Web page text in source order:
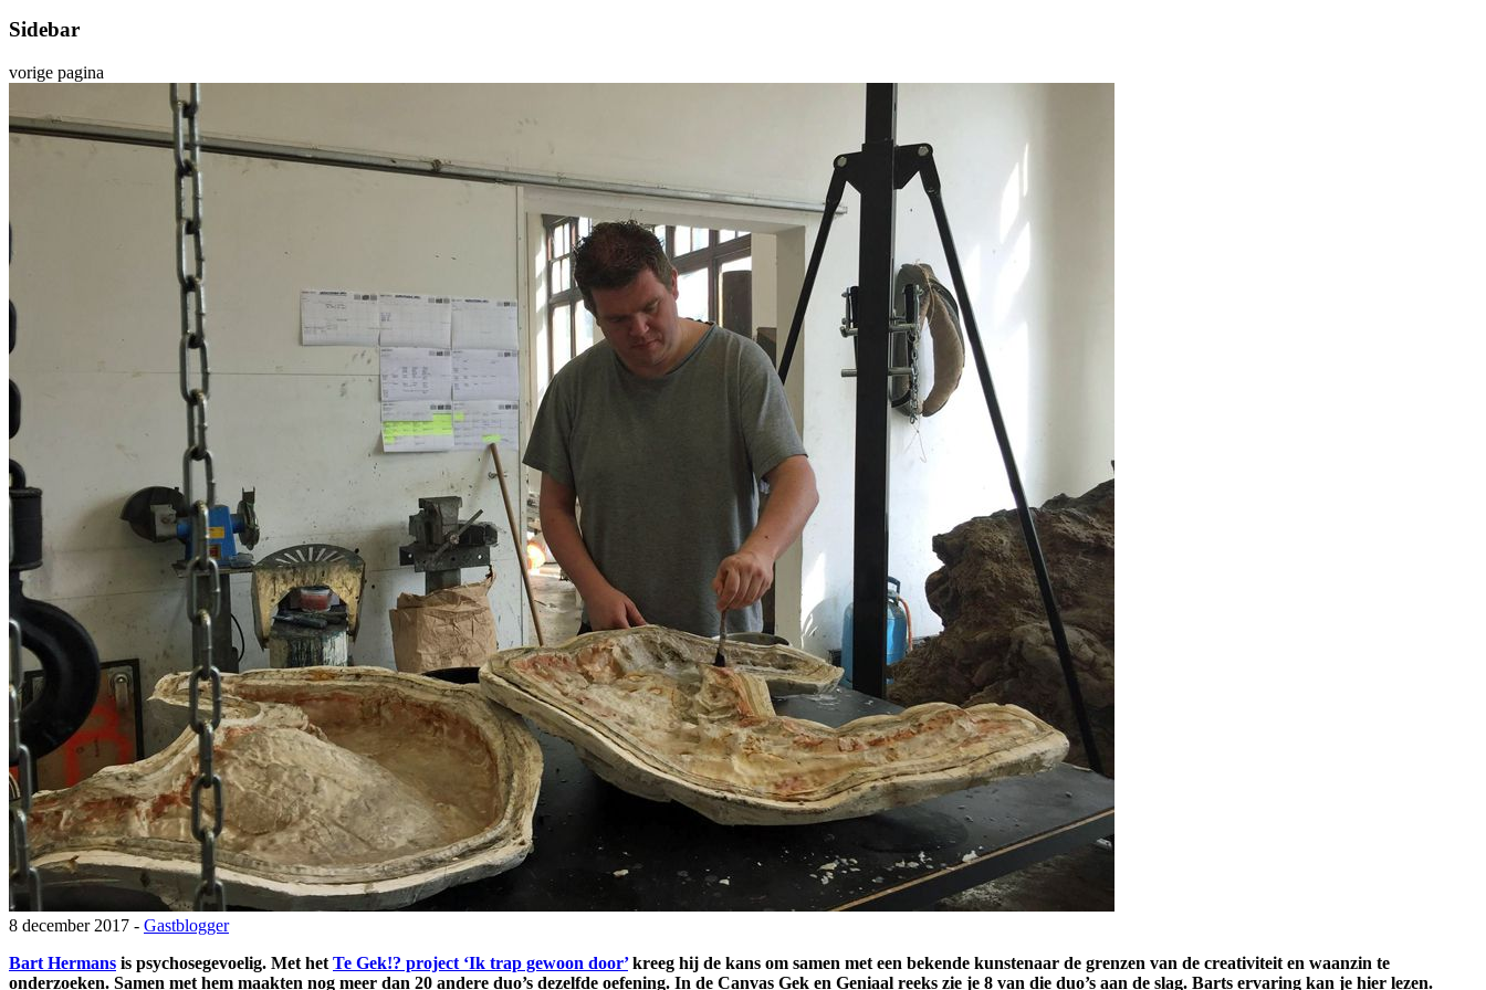
Sidebar
vorige pagina
8 december 2017 - Gastblogger
Bart Hermans is psychosegevoelig. Met het Te Gek!? project ‘Ik trap gewoon door’kreeg hij de kans om samen met een bekende kunstenaar de grenzen van de creativiteit en waanzin te
onderzoeken. Samen met hem maakten nog meer dan 20 andere duo’s dezelfde oefening. In de Canvas Gek en Geniaal reeks zie je 8 van die duo’s aan de slag. Barts ervaring kan je hier lezen.